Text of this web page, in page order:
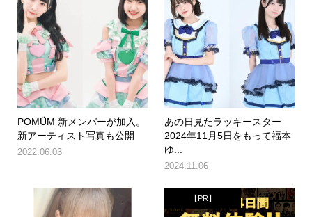
POMÜM 新メンバーが加入。
新アーティスト写真も公開
2022.06.03
あの日見たラッキースター
2024年11月5日をもって福本
ゆ...
2024.11.06
【PR】